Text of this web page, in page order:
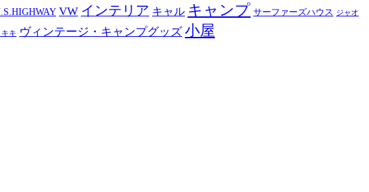
VW インテリア キャル キャンプ サーファーズハウス ジャオ
キキ ヴィンテージ・キャンプグッズ 小屋